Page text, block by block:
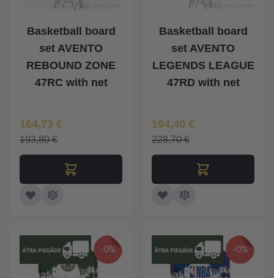
Basketball board
set AVENTO
REBOUND ZONE
47RC with net
Īpaša Cena
164,73 €
193,80 €
Basketball board
set AVENTO
LEGENDS LEAGUE
47RD with net
Īpaša Cena
194,40 €
228,70 €
-0% -0%